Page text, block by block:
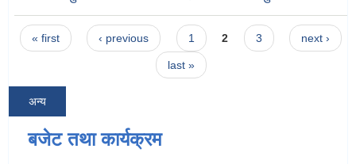
Pages
« first ‹ previous 1 2 3 next ›
last »
अन्य
बजेट तथा कार्यक्रम